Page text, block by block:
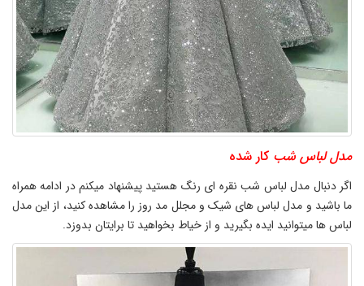
مدل لباس شب کار شده
اگر دنبال مدل لباس شب نقره ای رنگ هستید پیشنهاد میکنم در ادامه همراه
ما باشید و مدل لباس های شیک و مجلل مد روز را مشاهده کنید، از این مدل
لباس ها میتوانید ایده بگیرید و از خیاط بخواهید تا برایتان بدوزد.